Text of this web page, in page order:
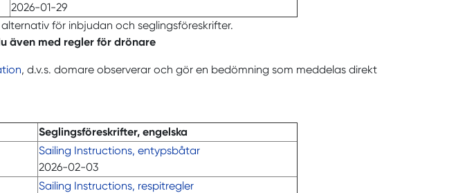
2026-01-29
för inbjudan och seglingsföreskrifter.
även med regler för drönare
, d.v.s. domare observerar och gör en bedömning som meddelas direkt
Seglingsföreskrifter, engelska
Sailing Instructions, entypsbåtar
2026-02-03
Sailing Instructions, respitregler